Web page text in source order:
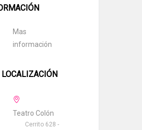
Mas
información
LOCALIZACIÓN
Teatro Colón
Cerrito 628 -